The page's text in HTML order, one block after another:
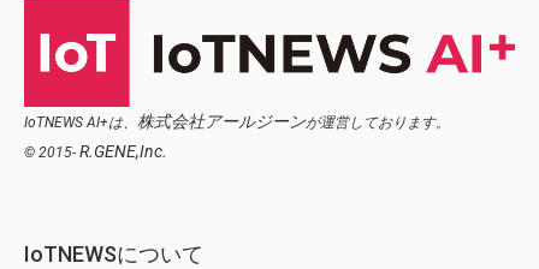
IoTNEWS AI+は、 株式会社アールジーンが運営しております。
© 2015- R.GENE,Inc.
IoTNEWSについて